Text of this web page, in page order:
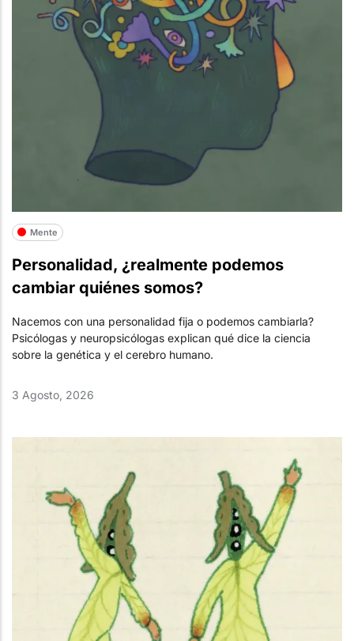
Mente
Personalidad, ¿realmente podemos
cambiar quiénes somos?
Nacemos con una personalidad fija o podemos cambiarla?
Psicólogas y neuropsicólogas explican qué dice la ciencia
sobre la genética y el cerebro humano.
3 Agosto, 2026